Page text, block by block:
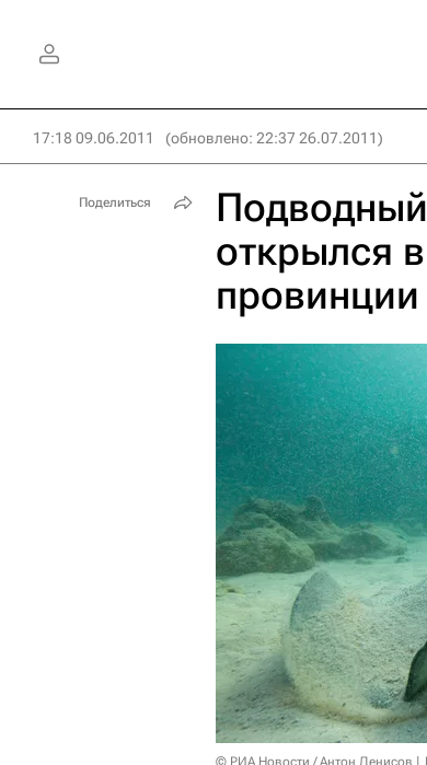
17:18 09.06.2011 (обновлено: 22:37 26.07.2011)
открылся
© РИА Новости / Антон Денисов
Поделиться